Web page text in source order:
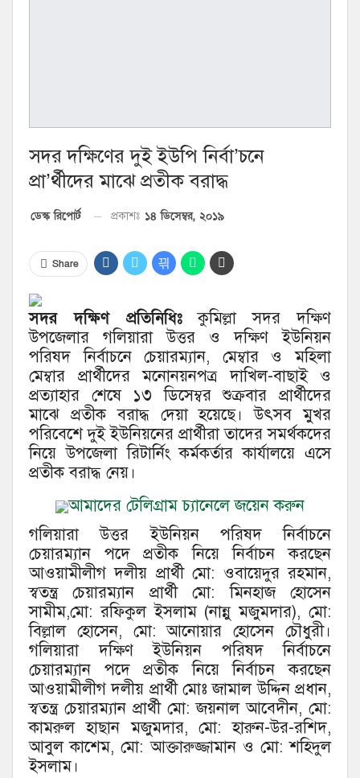
সদর দক্ষিণের দুই ইউপি নির্বা’চনে
প্রা’র্থীদের মাঝে প্রতীক বরাদ্ধ
ডেস্ক রিপোর্ট প্রকাশঃ ১৪ ডিসেম্বর, ২০১৯
Share
সদর দক্ষিণ প্রতিনিধিঃকুমিল্লা সদর দক্ষিণ
উপজেলার গলিয়ারা উত্তর ও দক্ষিণ ইউনিয়ন
পরিষদ নির্বাচনে চেয়ারম্যান, মেম্বার ও মহিলা
মেম্বার প্রার্থীদের মনোনয়নপত্র দাখিল-বাছাই ও
প্রত্যাহার শেষে ১৩ ডিসেম্বর শুক্রবার প্রার্থীদের
মাঝে প্রতীক বরাদ্ধ দেয়া হয়েছে। উৎসব মুখর
পরিবেশে দুই ইউনিয়নের প্রার্থীরা তাদের সমর্থকদের
নিয়ে উপজেলা রিটার্নিং কর্মকর্তার কার্যালয়ে এসে
প্রতীক বরাদ্ধ নেয়।
আমাদের টেলিগ্রাম চ্যানেলে জয়েন করুন
গলিয়ারা উত্তর ইউনিয়ন পরিষদ নির্বাচনে
চেয়ারম্যান পদে প্রতীক নিয়ে নির্বাচন করছেন
আওয়ামীলীগ দলীয় প্রার্থী মো: ওবায়েদুর রহমান,
স্বতন্ত্র চেয়ারম্যান প্রার্থী মো: মিনহাজ হোসেন
সামীম,মো: রফিকুল ইসলাম (নান্নু মজুমদার), মো:
বিল্লাল হোসেন, মো: আনোয়ার হোসেন চৌধুরী।
গলিয়ারা দক্ষিণ ইউনিয়ন পরিষদ নির্বাচনে
চেয়ারম্যান পদে প্রতীক নিয়ে নির্বাচন করছেন
আওয়ামীলীগ দলীয় প্রার্থী মোঃ জামাল উদ্দিন প্রধান,
স্বতন্ত্র চেয়ারম্যান প্রার্থী মো: জয়নাল আবেদীন, মো:
কামরুল হাছান মজুমদার, মো: হারুন-উর-রশিদ,
আবুল কাশেম, মো: আক্তারুজ্জামান ও মো: শহিদুল
ইসলাম।